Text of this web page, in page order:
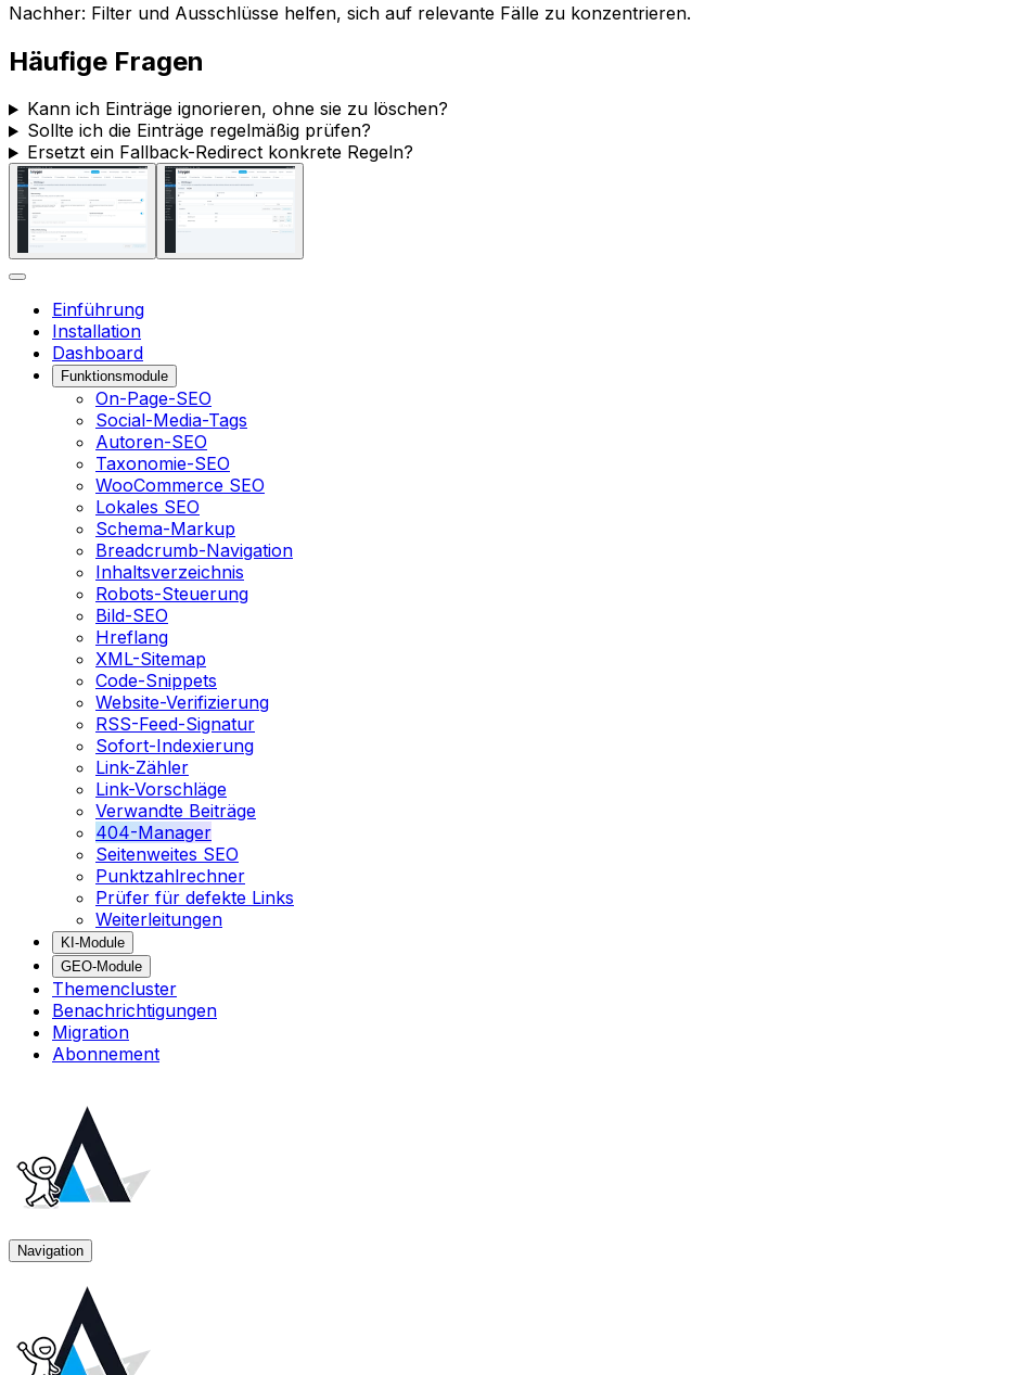
Nachher: Filter und Ausschlüsse helfen, sich auf relevante Fälle zu konzentrieren.
Häufige Fragen
Kann ich Einträge ignorieren, ohne sie zu löschen?
Sollte ich die Einträge regelmäßig prüfen?
Ersetzt ein Fallback-Redirect konkrete Regeln?
Einführung
Installation
Dashboard
Funktionsmodule
On-Page-SEO
Social-Media-Tags
Autoren-SEO
Taxonomie-SEO
WooCommerce SEO
Lokales SEO
Schema-Markup
Breadcrumb-Navigation
Inhaltsverzeichnis
Robots-Steuerung
Bild-SEO
Hreflang
XML-Sitemap
Code-Snippets
Website-Verifizierung
RSS-Feed-Signatur
Sofort-Indexierung
Link-Zähler
Link-Vorschläge
Verwandte Beiträge
404-Manager
Seitenweites SEO
Punktzahlrechner
Prüfer für defekte Links
Weiterleitungen
KI-Module
GEO-Module
Themencluster
Benachrichtigungen
Migration
Abonnement
Navigation